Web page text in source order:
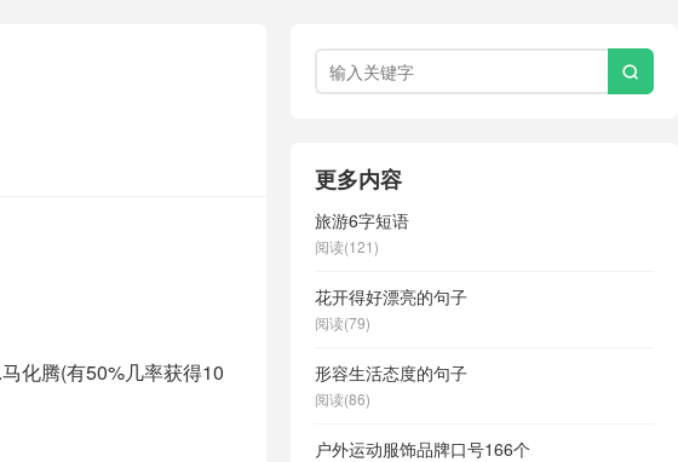
化腾(有50%几率获得10

更多内容
旅游6字短语
阅读(121)
花开得好漂亮的句子
阅读(79)
形容生活态度的句子
阅读(86)
户外运动服饰品牌口号166个